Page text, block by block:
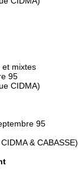
et mixtes
95
CIDMA)
95
& CABASSE)